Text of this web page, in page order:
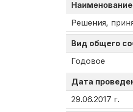
Решения,
Вид общего
Годовое
Дата
29.06.2017 г.